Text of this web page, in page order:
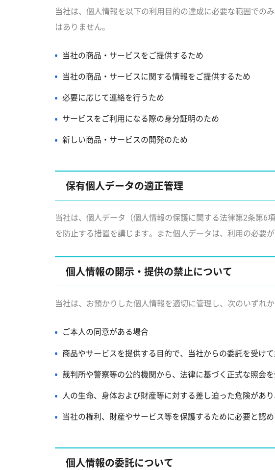
当社は、個人情報を以下の利用目的の達成に必要な範囲での
はありません。
当社の商品・サービスをご提供するため
当社の商品・サービスに関する情報をご提供するため
必要に応じて連絡を行うため
サービスをご利用になる際の身分証明のため
新しい商品・サービスの開発のため
保有個人データの適正管理
当社は、個人データ（個人情報の保護に関する法律第2条第6
を防止する措置を講じます。また個人データは、利用の必要
個人情報の開示・提供の禁止について
当社は、お預かりした個人情報を適切に管理し、次のいずれ
ご本人の同意がある場合
商品やサービスを提供する目的で、当社からの委託を受け
裁判所や警察等の公的機関から、法律に基づく正式な照会
人の生命、身体および財産等に対する差し迫った危険があ
当社の権利、財産やサービス等を保護するために必要と認
個人情報の委託について